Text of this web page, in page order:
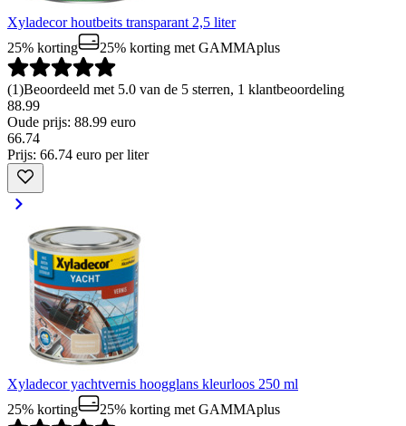
Xyladecor houtbeits transparant 2,5 liter
25% korting
25% korting met GAMMAplus
(1)Beoordeeld met 5.0 van de 5 sterren, 1 klantbeoordeling
88.99
Oude prijs: 88.99 euro
66.74
Prijs: 66.74 euro per liter
Xyladecor yachtvernis hoogglans kleurloos 250 ml
25% korting
25% korting met GAMMAplus